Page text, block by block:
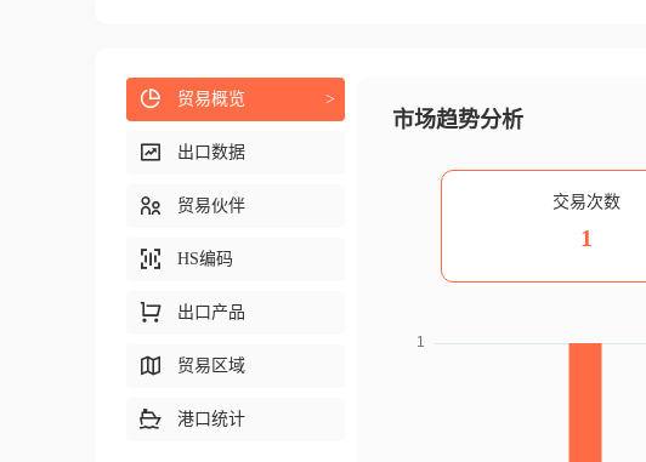
市场趋势分析
交易次数
1
贸易概览 >
出口数据
贸易伙伴
HS编码
出口产品
贸易区域
港口统计